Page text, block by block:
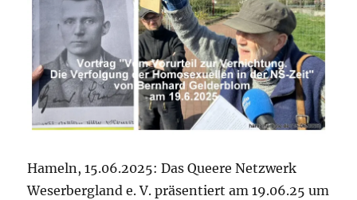
Hameln, 15.06.2025: Das Queere Netzwerk
Weserbergland e. V. präsentiert am 19.06.25 um